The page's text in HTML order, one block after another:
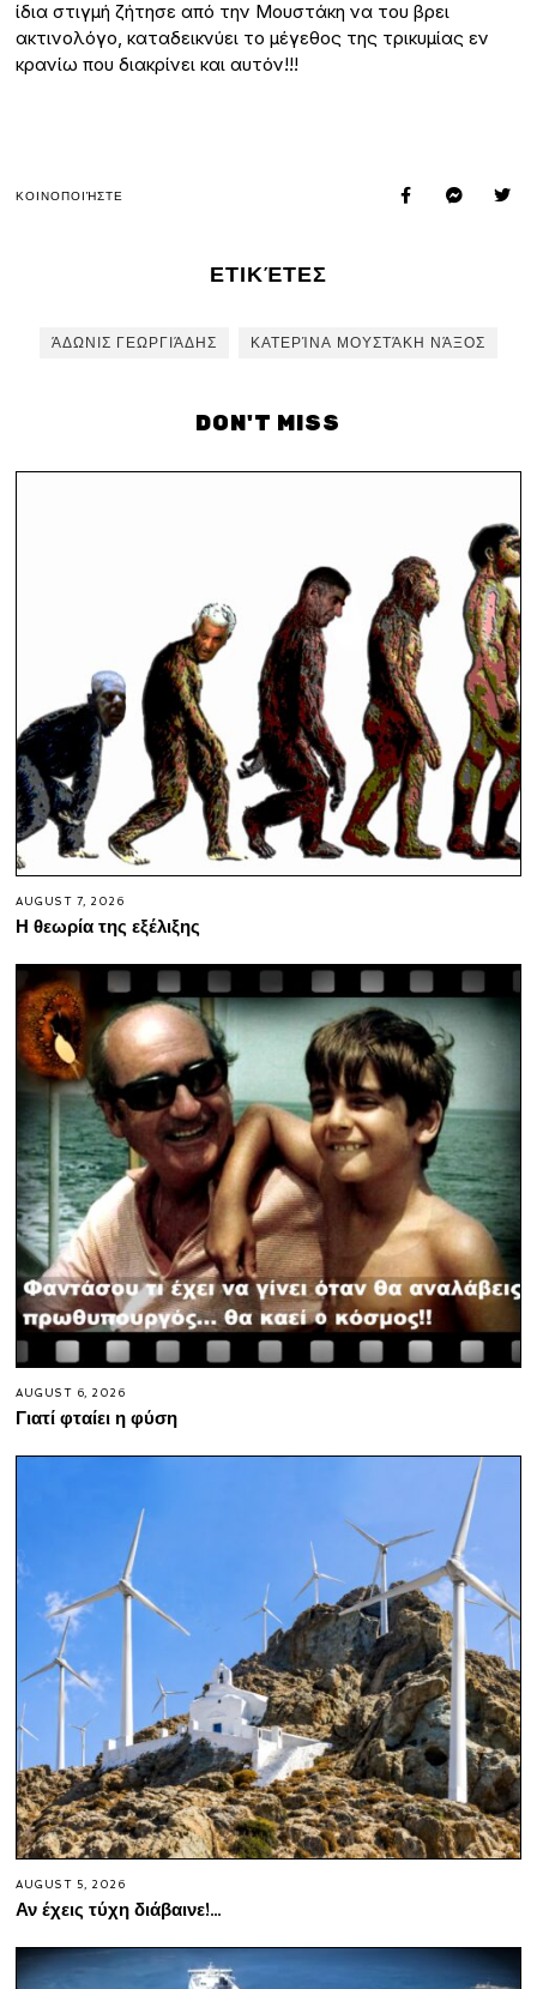
ίδια στιγμή ζήτησε από την Μουστάκη να του βρει
ακτινολόγο, καταδεικνύει το μέγεθος της τρικυμίας εν
κρανίω που διακρίνει και αυτόν!!!
ΚΟΙΝΟΠΟΙΉΣΤΕ
ΕΤΙΚΈΤΕΣ
ΆΔΩΝΙΣ ΓΕΩΡΓΙΆΔΗΣ ΚΑΤΕΡΊΝΑ ΜΟΥΣΤΆΚΗ ΝΆΞΟΣ
DON'T MISS
AUGUST 7, 2026
Η θεωρία της εξέλιξης
AUGUST 6, 2026
Γιατί φταίει η φύση
AUGUST 5, 2026
Αν έχεις τύχη διάβαινε!…